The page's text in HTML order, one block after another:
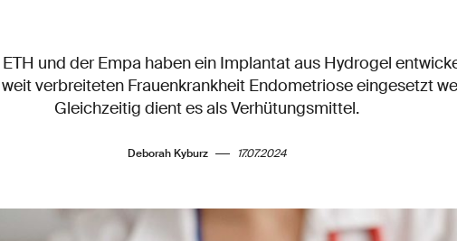
und der Empa haben ein Implantat aus Hydrogel
verbreiteten Frauenkrankheit Endometriose eingesetzt
Gleichzeitig dient es als Verhütungsmittel.
Deborah Kyburz 17.07.2024